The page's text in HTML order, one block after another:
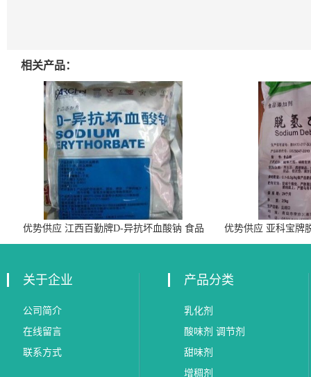
相关产品：
优势供应 江西百勤牌D-异抗坏血酸钠 食品
级抗氧化剂
优势供应 亚科宝牌
关于企业
公司简介
在线留言
联系方式
产品分类
乳化剂
酸味剂 调节剂
甜味剂
增稠剂